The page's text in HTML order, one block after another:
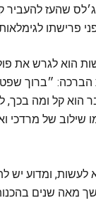
שהעז
פרישתו
הוא לגרש את
״ברוך
הוא קל ומה בכך,
שילוב של מרדכי
לעשות, ומדוע יש
מאה שנים